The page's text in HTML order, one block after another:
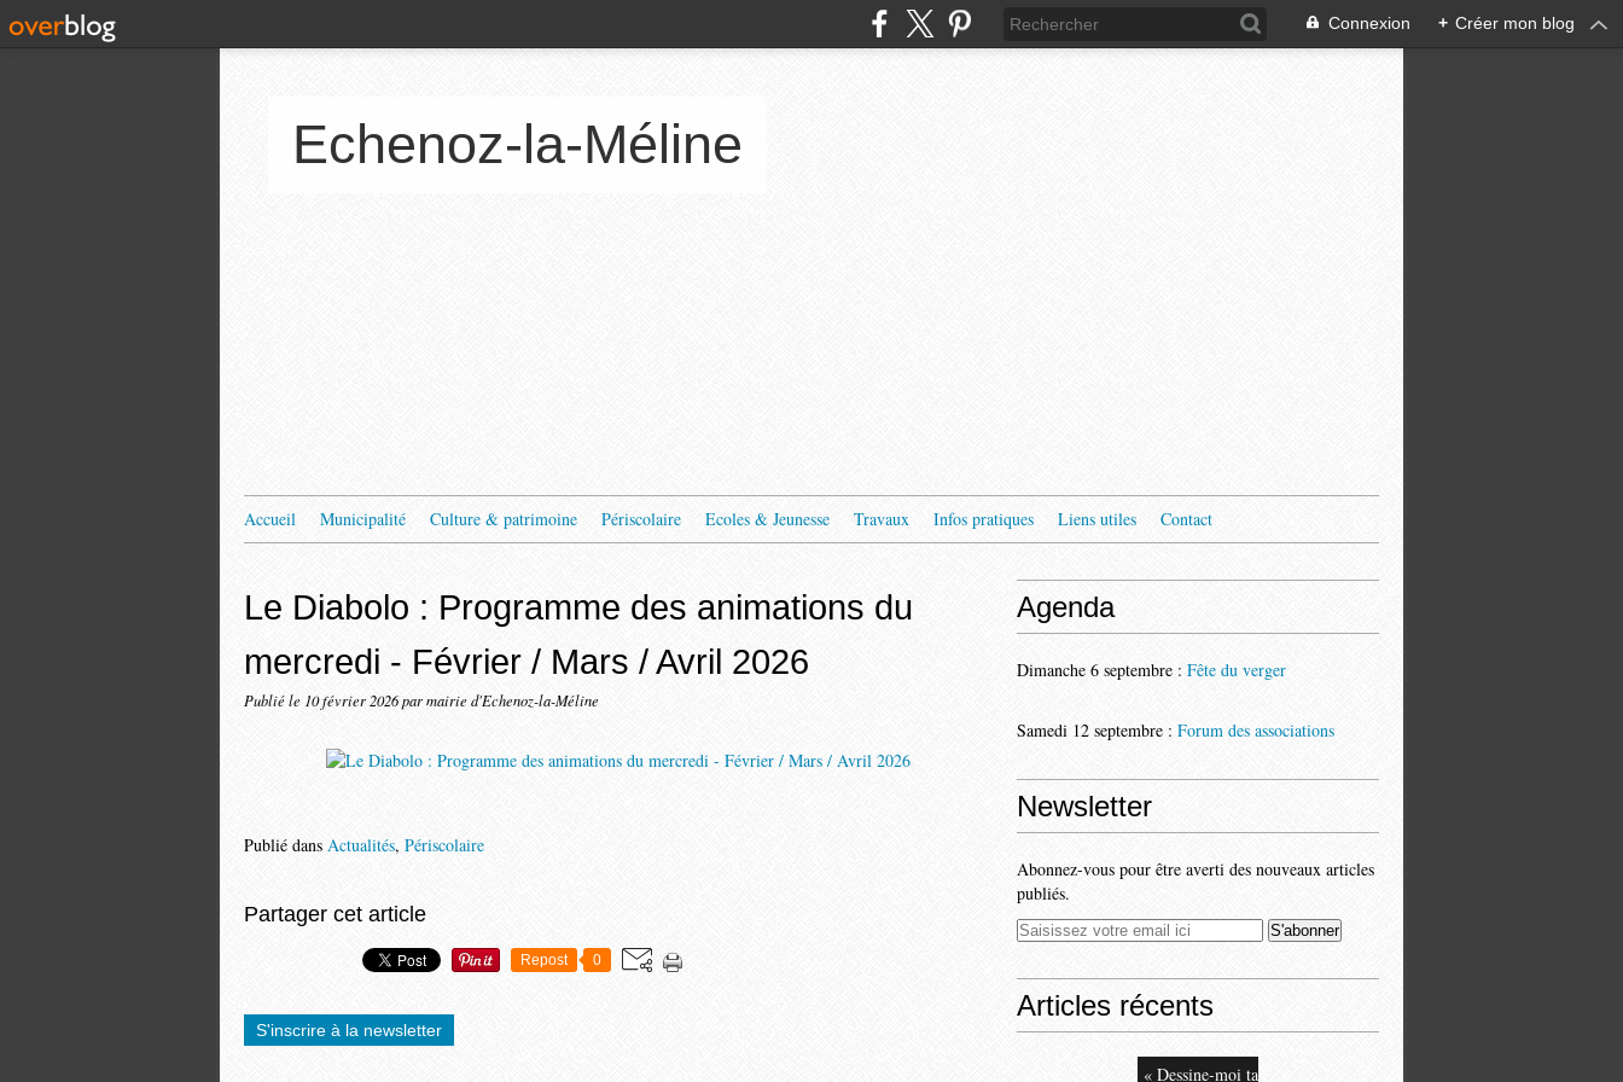
Connexion + Créer mon blog
Echenoz-la-Méline
Accueil Municipalité Culture & patrimoine Périscolaire Ecoles & Jeunesse Travaux Infos pratiques Liens utiles Contact
Le Diabolo : Programme des animations du
mercredi - Février / Mars / Avril 2026
Publié le 10 février 2026par mairie d'Echenoz-la-Méline
Publié dans Actualités, Périscolaire
Partager cet article
Repost 0
S'inscrire à la newsletter
Agenda
Dimanche 6 septembre : Fête du verger
Samedi 12 septembre : Forum des associations
Newsletter
Abonnez-vous pour être averti des nouveaux articles
publiés.
Articles récents
« Dessine-moi ta